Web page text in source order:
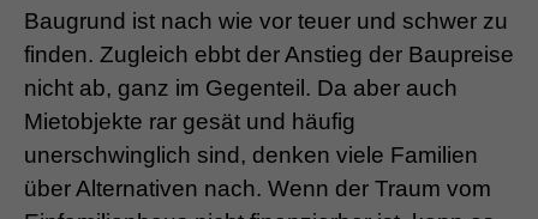
Baugrund ist nach wie vor teuer und schwer zu
finden. Zugleich ebbt der Anstieg der Baupreise
nicht ab, ganz im Gegenteil. Da aber auch
Mietobjekte rar gesät und häufig
unerschwinglich sind, denken viele Familien
über Alternativen nach. Wenn der Traum vom